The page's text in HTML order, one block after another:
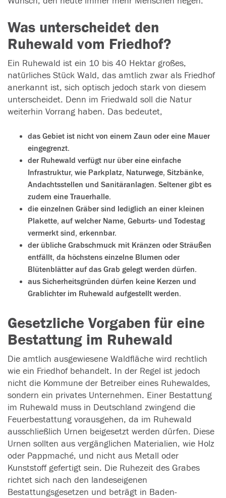
Was unterscheidet den
Ruhewald vom Friedhof?
Ein Ruhewald ist ein 10 bis 40 Hektar großes,
natürliches Stück Wald, das amtlich zwar als Friedhof
anerkannt ist, sich optisch jedoch stark von diesem
unterscheidet. Denn im Friedwald soll die Natur
weiterhin Vorrang haben. Das bedeutet,
das Gebiet ist nicht von einem Zaun oder eine Mauer
eingegrenzt.
der Ruhewald verfügt nur über eine einfache
Infrastruktur, wie Parkplatz, Naturwege, Sitzbänke,
Andachtsstellen und Sanitäranlagen. Seltener gibt es
zudem eine Trauerhalle.
die einzelnen Gräber sind lediglich an einer kleinen
Plakette, auf welcher Name, Geburts- und Todestag
vermerkt sind, erkennbar.
der übliche Grabschmuck mit Kränzen oder Sträußen
entfällt, da höchstens einzelne Blumen oder
Blütenblätter auf das Grab gelegt werden dürfen.
aus Sicherheitsgründen dürfen keine Kerzen und
Grablichter im Ruhewald aufgestellt werden.
Gesetzliche Vorgaben für eine
Bestattung im Ruhewald
Die amtlich ausgewiesene Waldfläche wird rechtlich
wie ein Friedhof behandelt. In der Regel ist jedoch
nicht die Kommune der Betreiber eines Ruhewaldes,
sondern ein privates Unternehmen. Einer Bestattung
im Ruhewald muss in Deutschland zwingend die
Feuerbestattung vorausgehen, da im Ruhewald
ausschließlich Urnen beigesetzt werden dürfen. Diese
Urnen sollten aus vergänglichen Materialien, wie Holz
oder Pappmaché, und nicht aus Metall oder
Kunststoff gefertigt sein. Die Ruhezeit des Grabes
richtet sich nach den landeseigenen
Bestattungsgesetzen und beträgt in Baden-